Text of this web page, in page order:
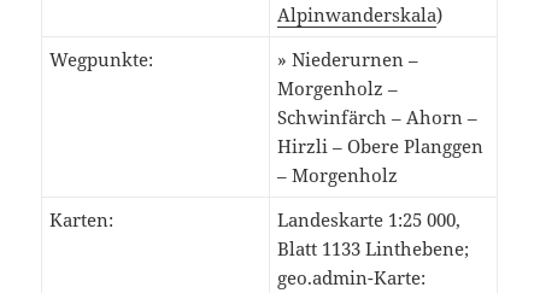
Alpinwanderskala)
Wegpunkte:
» Niederurnen –
Morgenholz –
Schwinfärch – Ahorn –
Hirzli – Obere Planggen
– Morgenholz
Karten:
Landeskarte 1:25 000,
Blatt 1133 Linthebene;
geo.admin-Karte: